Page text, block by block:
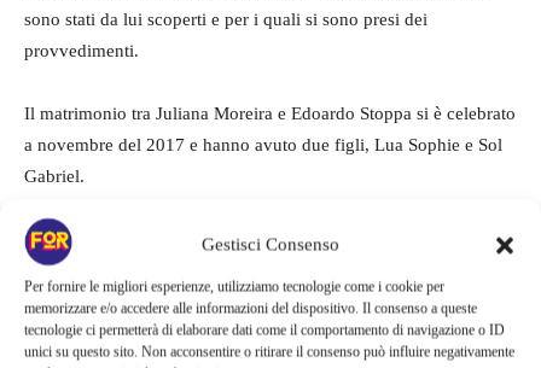
Gestisci Consenso
Per fornire le migliori esperienze, utilizziamo tecnologie come i cookie per
memorizzare e/o accedere alle informazioni del dispositivo. Il consenso a queste
tecnologie ci permetterà di elaborare dati come il comportamento di navigazione o ID
unici su questo sito. Non acconsentire o ritirare il consenso può influire negativamente
sono stati da lui scoperti e per i quali si sono presi dei
provvedimenti.
Il matrimonio tra Juliana Moreira e Edoardo Stoppa si è celebrato
a novembre del 2017 e hanno avuto due figli, Lua Sophie e Sol
Gabriel.